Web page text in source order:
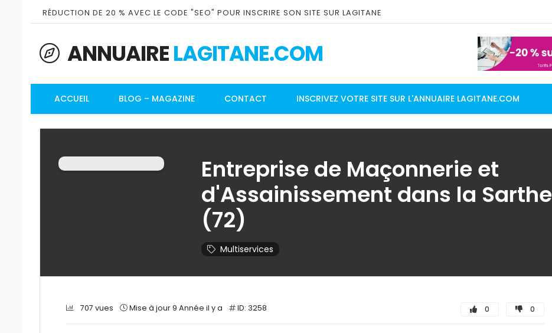
RÉDUCTION DE 20 % AVEC LE CODE "SEO" POUR INSCRIRE SON SITE SUR LAGITANE
ANNUAIRELAGITANE.COM
ACCUEIL BLOG – MAGAZINE CONTACT INSCRIVEZ VOTRE SITE SUR L'ANNUAIRE LAGITANE.COM
Entreprise de Maçonnerie et
d'Assainissement dans la Sarthe
(72)
Multiservices
707 vues Mise à jour 9 Année il y a ID: 3258 0 0